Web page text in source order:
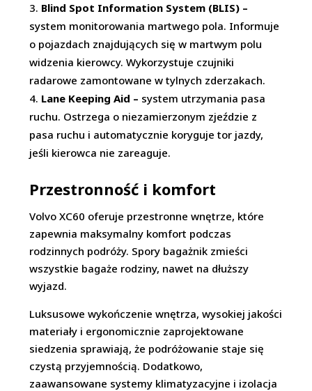
Blind Spot Information System (BLIS) –
system monitorowania martwego pola. Informuje
o pojazdach znajdujących się w martwym polu
widzenia kierowcy. Wykorzystuje czujniki
radarowe zamontowane w tylnych zderzakach.
Lane Keeping Aid – system utrzymania pasa
ruchu. Ostrzega o niezamierzonym zjeździe z
pasa ruchu i automatycznie koryguje tor jazdy,
jeśli kierowca nie zareaguje.
Przestronność i komfort
Volvo XC60 oferuje przestronne wnętrze, które
zapewnia maksymalny komfort podczas
rodzinnych podróży. Spory bagażnik zmieści
wszystkie bagaże rodziny, nawet na dłuższy
wyjazd.
Luksusowe wykończenie wnętrza, wysokiej jakości
materiały i ergonomicznie zaprojektowane
siedzenia sprawiają, że podróżowanie staje się
czystą przyjemnością. Dodatkowo,
zaawansowane systemy klimatyzacyjne i izolacja